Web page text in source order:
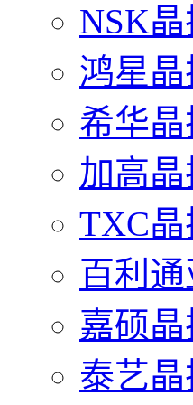
NSK晶
鸿星晶
希华晶
加高晶
TXC晶
百利
嘉硕晶
泰艺晶